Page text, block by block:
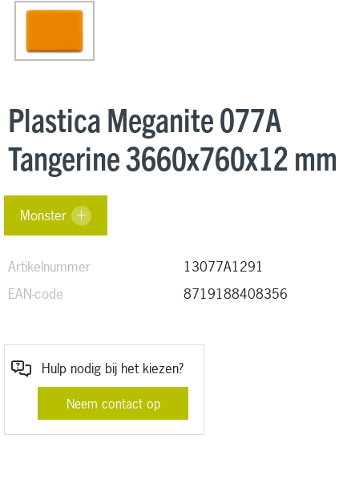
Plastica Meganite 077A
Tangerine 3660x760x12 mm
Monster
Artikelnummer
13077A1291
EAN-code
8719188408356
Hulp nodig bij het kiezen?
Neem contact op